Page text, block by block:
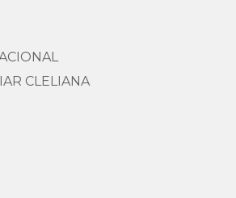
CLELIANA